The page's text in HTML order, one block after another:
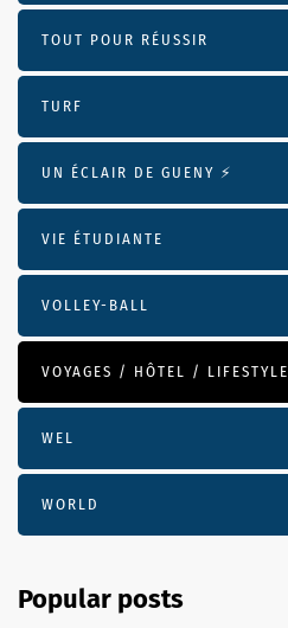
TOUT POUR RÉUSSIR
TURF
UN ÉCLAIR DE GUENY ⚡️
VIE ÉTUDIANTE
VOLLEY-BALL
VOYAGES / HÔTEL / LIFESTYLE
WEL
WORLD
Popular posts